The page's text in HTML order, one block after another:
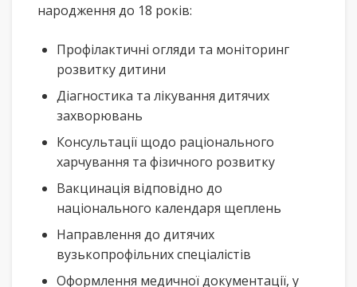
народження до 18 років:
Профілактичні огляди та моніторинг
розвитку дитини
Діагностика та лікування дитячих
захворювань
Консультації щодо раціонального
харчування та фізичного розвитку
Вакцинація відповідно до
національного календаря щеплень
Направлення до дитячих
вузькопрофільних спеціалістів
Оформлення медичної документації, у